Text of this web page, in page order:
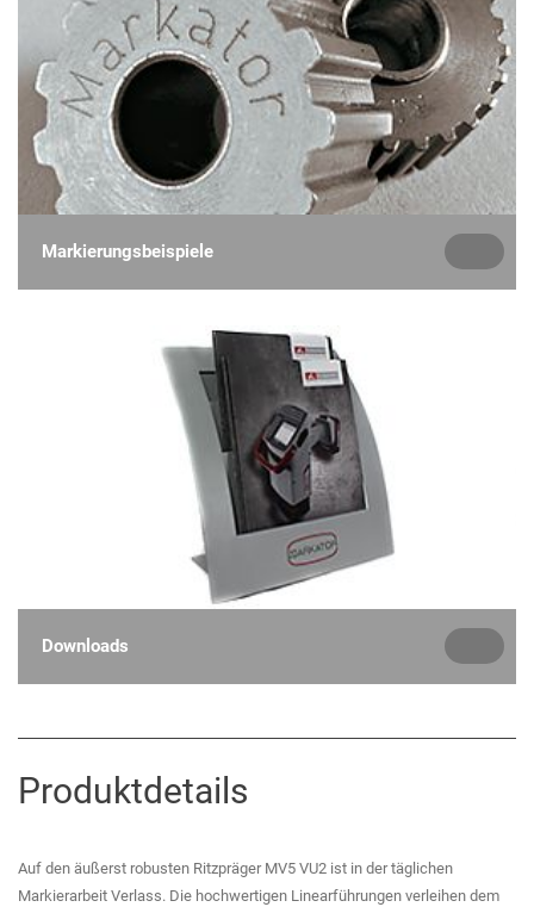
Markierungsbeispiele
Downloads
Produktdetails
Auf den äußerst robusten Ritzpräger MV5 VU2 ist in der täglichen
Markierarbeit Verlass. Die hochwertigen Linearführungen verleihen dem